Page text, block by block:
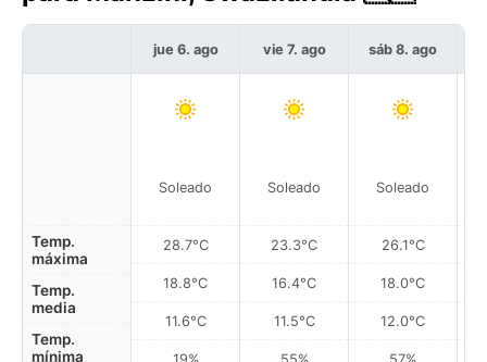
Temp.
máxima
Temp.
media
Temp.
mínima
jue 6. ago
Soleado
28.7°C
18.8°C
11.6°C
19%
vie 7. ago
Soleado
23.3°C
16.4°C
11.5°C
55%
sáb 8. ago
Soleado
26.1°C
18.0°C
12.0°C
57%